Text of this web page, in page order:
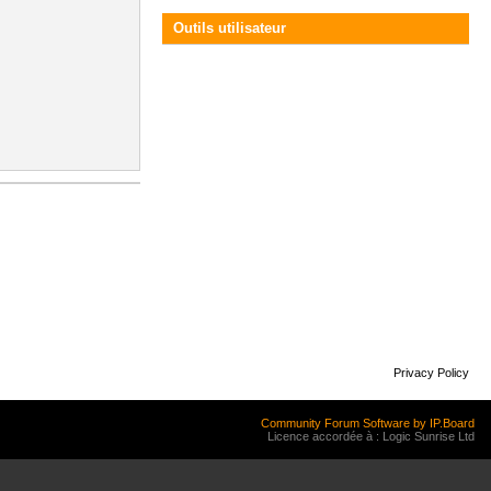
Outils utilisateur
Privacy Policy
Community Forum Software by IP.Board
Licence accordée à : Logic Sunrise Ltd